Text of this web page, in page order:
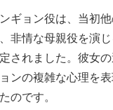
ギョン役は、当初
非情な母親役を演
されました。彼女
ンの複雑な心理を
のです。